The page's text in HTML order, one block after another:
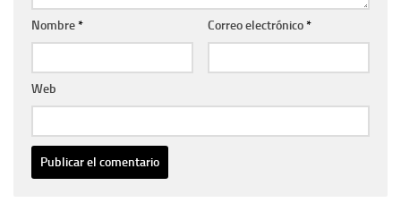
Nombre* Correo electrónico*
Web